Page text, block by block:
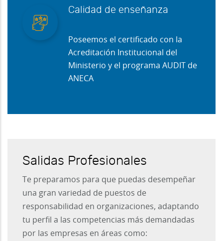
Calidad de enseñanza
Poseemos el certificado con la
Acreditación Institucional del
Ministerio y el programa AUDIT de
ANECA
Salidas Profesionales
Te preparamos para que puedas desempeñar
una gran variedad de puestos de
responsabilidad en organizaciones, adaptando
tu perfil a las competencias más demandadas
por las empresas en áreas como: